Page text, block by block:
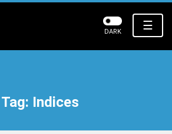
☰
DARK
Tag: Indices